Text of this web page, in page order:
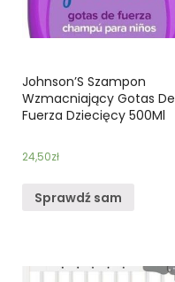
Johnson’S Szampon
Wzmacniający Gotas De
Fuerza Dziecięcy 500Ml
24,50zł
Sprawdź sam